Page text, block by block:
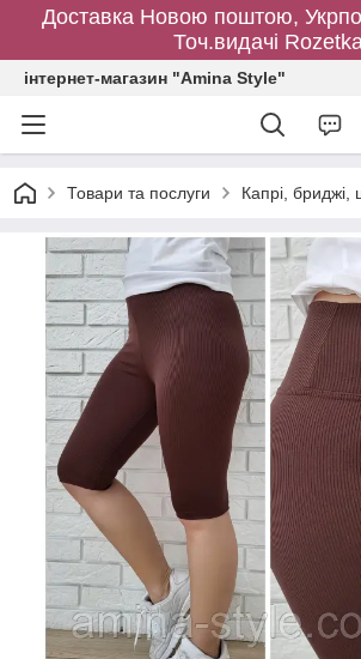
Доставка Новою поштою,
Точ.видачі
інтернет-магазин "Amina Style"
Товари та послуги Капрі, бриджі,